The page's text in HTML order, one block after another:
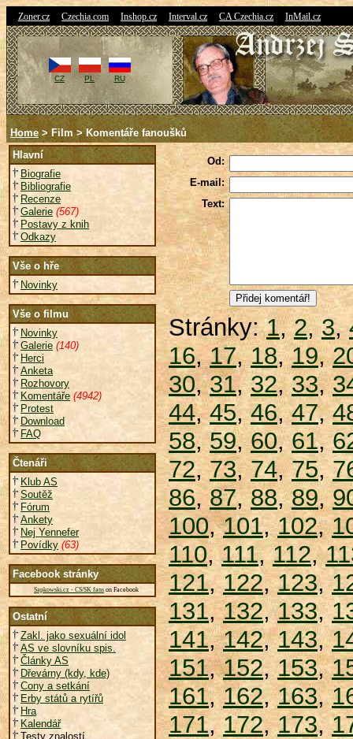
Zoner.cz Czechia.com Inshop.cz Interval.cz CA Czechia.cz InMail.cz
CZ PL RU
Home > Film > Komentáře fanoušků
Hlavní
Biografie
Bibliografie
Recenze
Galerie (567)
Postavy z knih
Odkazy
Vše o hře
Novinky
Vše o filmu
Novinky
Galerie (140)
Herci
Anketa
Rozhovory
Komentáře (4942)
Protest
Download
FAQ
Čtenáři
Klub AS
Soutěž
Fórum
Ankety
Nej Yennefer
Povídky (63)
Facebook stránky
Sapkowski.cz - CS/SK fans on Facebook
Ostatní
Zakl. jako sexuální idol
AS ve slovníku spis.
Články AS
Dřevárny (kdy, kde)
Cony a setkání
Erby států a rytířů
Hra
Kalendář
Testy znalostí
Od:
E-mail:
Text:
Stránky:1,2,3,
16,17,18,19,
30,31, 32,33,
44,45,46,47,
58,59,60,61,
72,73, 74,75,
86,87,88,89,
100,101,102,
110,111,112,
121,122,123,
131,132,133,
141,142,143,
151,152,153,
161,162,163,
171, 172,173,